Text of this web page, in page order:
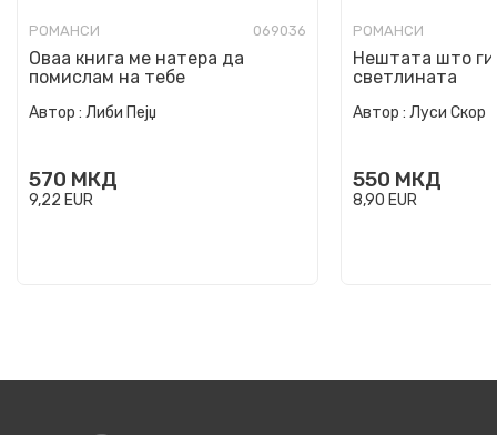
РОМАНСИ 069036
Оваа книга ме натера да
помислам на тебе
Автор : Либи Пејџ
570 МКД
9,22 EUR
РОМАНСИ
Нештата што
светлината
Автор : Луси Скор
550 МКД
8,90 EUR